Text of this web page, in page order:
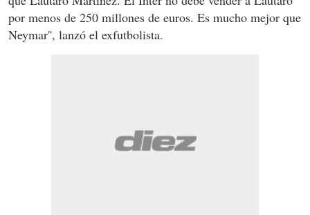
por menos de 250 millones de euros. Es mucho mejor que
Neymar'', lanzó el exfutbolista.